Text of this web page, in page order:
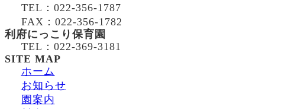
TEL：022-356-1787
FAX：022-356-1782
利府にっこり保育園
TEL：022-369-3181
SITE MAP
ホーム
お知らせ
園案内